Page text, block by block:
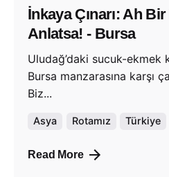
İnkaya Çınarı: Ah
Anlatsa! - Bursa
Uludağ’daki sucuk-ekmek
Bursa manzarasına karşı
Biz...
Asya Rotamız Türkiye
Read More